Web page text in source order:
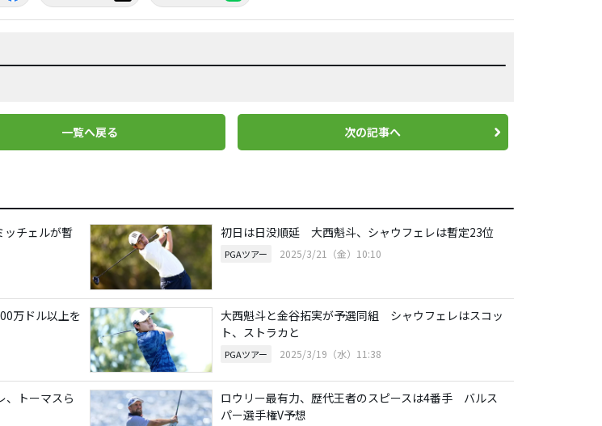
一覧へ戻る 次の記事へ
ッチェルが暫
初日は日没順延 大西魁斗、シャウフェレは暫定23位
PGAツアー 2025/3/21（金）10:10
万ドル以上を
大西魁斗と金谷拓実が予選同組 シャウフェレはスコッ
ト、ストラカと
PGAツアー 2025/3/19（水）11:38
トーマスら
ロウリー最有力、歴代王者のスピースは4番手 バルス
パー選手権V予想